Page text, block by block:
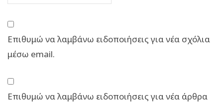
Επιθυμώ να λαμβάνω ειδοποιήσεις για νέα σχόλια
μέσω email.
Επιθυμώ να λαμβάνω ειδοποιήσεις για νέα άρθρα